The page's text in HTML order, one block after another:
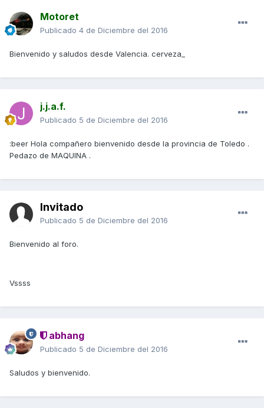
Motoret
Publicado 4 de Diciembre del 2016
Bienvenido y saludos desde Valencia. cerveza_
j.j.a.f.
Publicado 5 de Diciembre del 2016
:beer Hola compañero bienvenido desde la provincia de Toledo .
Pedazo de MAQUINA .
Invitado
Publicado 5 de Diciembre del 2016
Bienvenido al foro.
Vssss
abhang
Publicado 5 de Diciembre del 2016
Saludos y bienvenido.